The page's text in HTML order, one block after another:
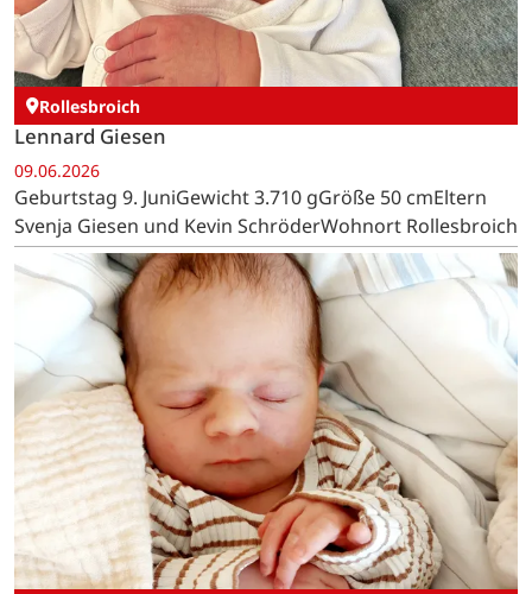
Rollesbroich
Lennard Giesen
09.06.2026
Geburtstag 9. JuniGewicht 3.710 gGröße 50 cmEltern
Svenja Giesen und Kevin SchröderWohnort Rollesbroich